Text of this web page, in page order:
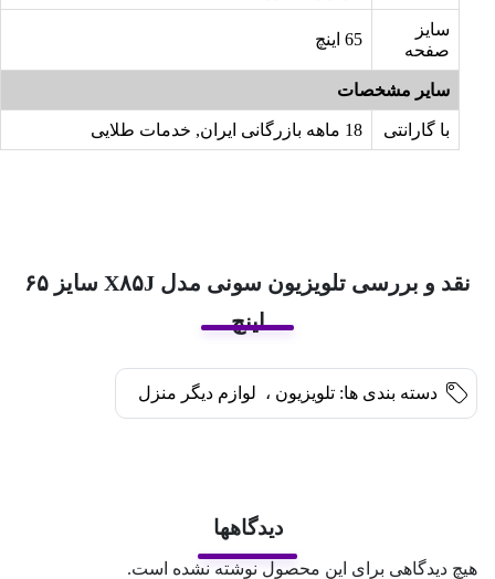
سایز
صفحه
65 اینچ
سایر مشخصات
با گارانتی 18 ماهه بازرگانی ایران, خدمات طلایی
نقد و بررسی تلویزیون سونی مدل X۸۵J سایز ۶۵
اینچ
دسته بندی ها: تلویزیون ، لوازم دیگر منزل
دیدگاهها
هیچ دیدگاهی برای این محصول نوشته نشده است.